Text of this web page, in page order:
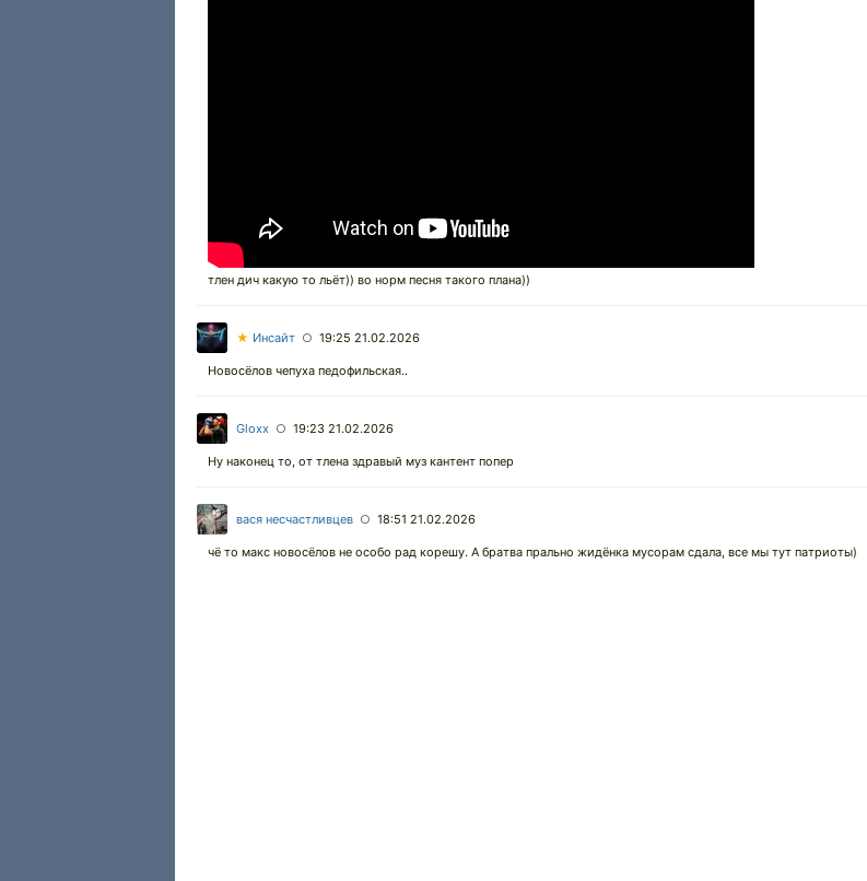
тлен дич какую то льёт)) во норм песня такого плана))
★ Инсайт ○ 19:25 21.02.2026
Новосёлов чепуха педофильская..
Gloxx ○ 19:23 21.02.2026
Ну наконец то, от тлена здравый муз кантент попер
вася несчастливцев ○ 18:51 21.02.2026
чё то макс новосёлов не особо рад корешу. А братва прально жидёнка мусорам сдала, все мы тут патриоты)